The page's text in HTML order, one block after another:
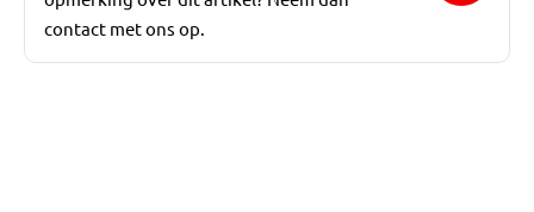
contact met ons op.